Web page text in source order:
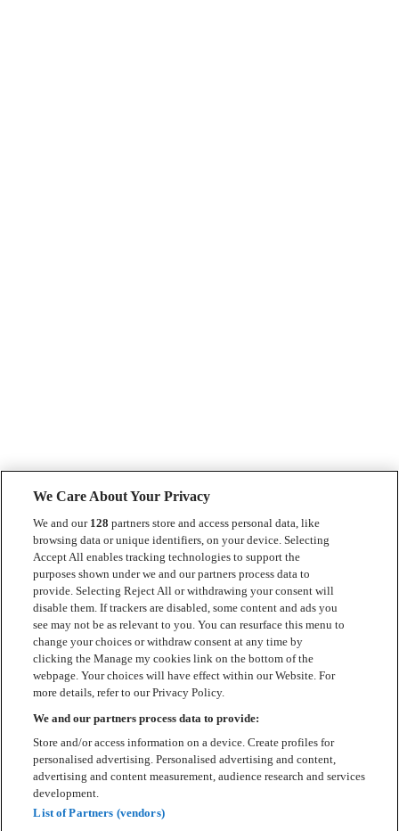
We Care About Your Privacy
We and our 128 partners store and access personal data, like
browsing data or unique identifiers, on your device. Selecting
Accept All enables tracking technologies to support the
purposes shown under we and our partners process data to
provide. Selecting Reject All or withdrawing your consent will
disable them. If trackers are disabled, some content and ads you
see may not be as relevant to you. You can resurface this menu to
change your choices or withdraw consent at any time by
clicking the Manage my cookies link on the bottom of the
webpage. Your choices will have effect within our Website. For
more details, refer to our Privacy Policy.
We and our partners process data to provide:
Store and/or access information on a device. Create profiles for
personalised advertising. Personalised advertising and content,
advertising and content measurement, audience research and services
development.
List of Partners (vendors)